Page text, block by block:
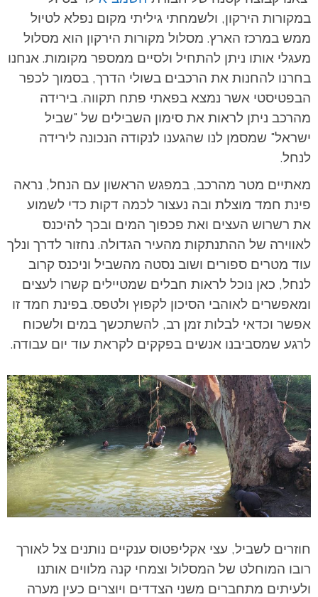
במקורות הירקון, ולשמחתי גיליתי מקום נפלא לטיול
ממש במרכז הארץ. מסלול מקורות הירקון הוא מסלול
מעגלי אותו ניתן להתחיל ולסיים ממספר מקומות. אנחנו
בחרנו להחנות את הרכבים בשולי הדרך, בסמוך לכפר
הבפטיסטי אשר נמצא בפאתי פתח תקווה. בירידה
מהרכב ניתן לראות את סימון השבילים של "שביל
ישראל" שמסמן לנו שהגענו לנקודה הנכונה לירידה
לנחל.
מאתיים מטר מהרכב, במפגש הראשון עם הנחל, נראה
פינת חמד מוצלת ובה נעצור לכמה דקות כדי לשמוע
את רשרוש העצים ואת פכפוך המים ובכך להיכנס
לאווירה של ההתנתקות מהעיר הגדולה. נחזור לדרך ונלך
עוד מטרים ספורים ושוב נסטה מהשביל וניכנס קרוב
לנחל, כאן נוכל לראות חבלים שמטיילים קשרו לעצים
ומאפשרים לאוהבי הסיכון לקפוץ ולטפס. בפינת חמד זו
אפשר וכדאי לבלות זמן רב, להשתכשך במים ולשכוח
לרגע שמסביבנו אנשים בפקקים לקראת עוד יום עבודה.
חוזרים לשביל, עצי אקליפטוס ענקיים נותנים צל לאורך
רובו המוחלט של המסלול וצמחי קנה מלווים אותנו
ולעיתים מתחברים משני הצדדים ויוצרים כעין מערה